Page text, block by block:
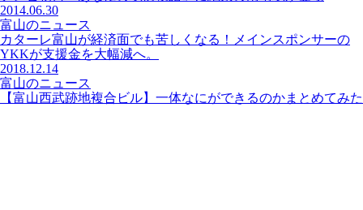
2014.06.30
富山のニュース
カターレ富山が経済面でも苦しくなる！メインスポンサーの
YKKが支援金を大幅減へ。
2018.12.14
富山のニュース
【富山西武跡地複合ビル】一体なにができるのかまとめてみた